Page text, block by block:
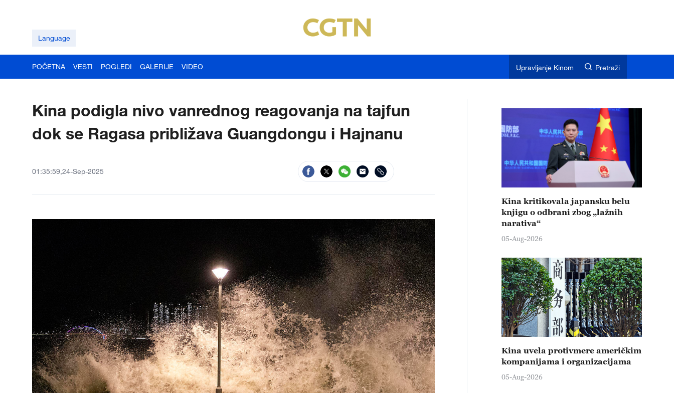
Language
POČETNA VESTI POGLEDI GALERIJE VIDEO Upravljanje Kinom Pretraži
Kina podigla nivo vanrednog reagovanja na tajfun
dok se Ragasa približava Guangdongu i Hajnanu
01:35:59,24-Sep-2025
Kina kritikovala japansku belu
knjigu o odbrani zbog „lažnih
narativa“
05-Aug-2026
Kina uvela protivmere američkim
kompanijama i organizacijama
05-Aug-2026